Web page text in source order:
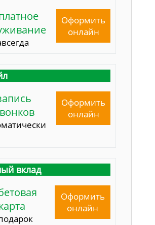
Оформить
онлайн
Оформить
онлайн
вклад
Оформить
онлайн